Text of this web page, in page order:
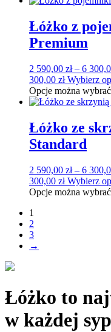
Łóżko z
Premium
2 590,00 zł – 6
300,00 zł Wybierz
Opcje można
Łóżko ze
Standard
2 590,00 zł – 6
300,00 zł Wybierz
Opcje można
1
2
3
→
Łóżko to
w każdej